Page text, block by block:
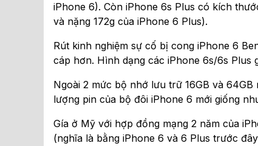
iPhone 6). Còn iPhone 6s Plus có kích
và nặng 172g của iPhone 6 Plus).
Rút kinh nghiệm sự cố bị cong iPhone 6
cáp hơn. Hình dạng các iPhone 6s/6s Plus
Ngoài 2 mức bộ nhớ lưu trữ 16GB và
lượng pin của bộ đôi iPhone 6 mới giống
Gía ở Mỹ với hợp đồng mạng 2 năm của
(nghĩa là bằng iPhone 6 và 6 Plus trước